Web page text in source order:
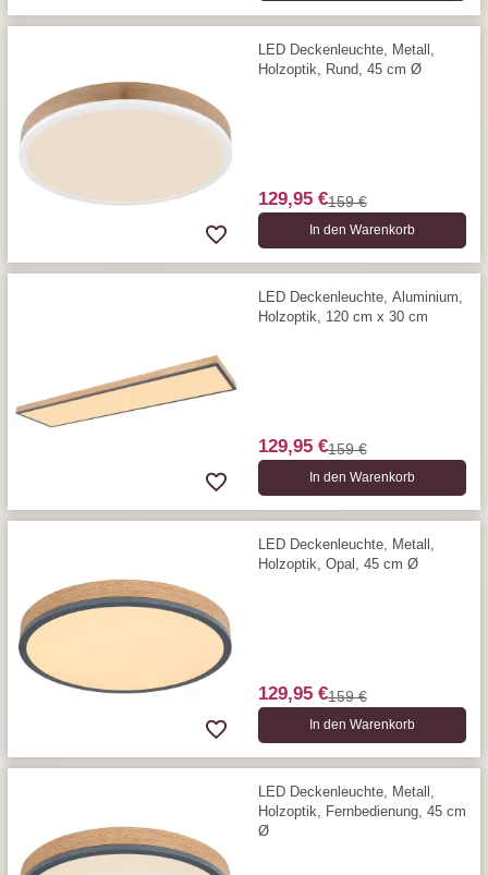
LED Deckenleuchte, Metall,
Holzoptik, Rund, 45 cm Ø
129,95 €159 €
In den Warenkorb
LED Deckenleuchte, Aluminium,
Holzoptik, 120 cm x 30 cm
129,95 €159 €
In den Warenkorb
LED Deckenleuchte, Metall,
Holzoptik, Opal, 45 cm Ø
129,95 €159 €
In den Warenkorb
LED Deckenleuchte, Metall,
Holzoptik, Fernbedienung, 45 cm
Ø